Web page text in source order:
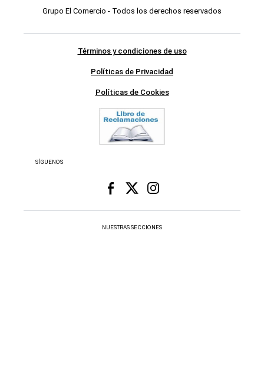
Grupo El Comercio - Todos los derechos reservados
Términos y condiciones de uso
Políticas de Privacidad
Políticas de Cookies
SÍGUENOS
NUESTRAS SECCIONES